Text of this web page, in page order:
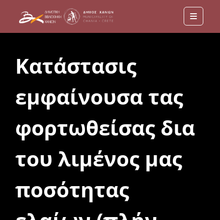
Menu
Κατάστασις
εμφαίνουσα τας
φορτωθείσας δια
του λιμένος μας
ποσότητας